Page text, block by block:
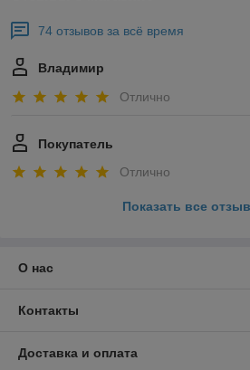
74 отзывов за всё время
Владимир
Отлично
Покупатель
Отлично
Показать все
О нас
Контакты
Доставка и оплата